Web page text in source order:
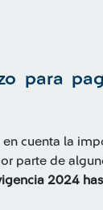
para
en cuenta la
parte de
2024